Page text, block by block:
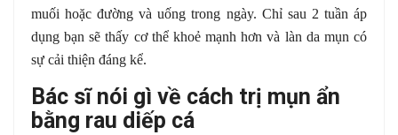
muối hoặc đường và uống trong ngày. Chỉ sau 2 tuần áp
dụng bạn sẽ thấy cơ thể khoẻ mạnh hơn và làn da mụn có
sự cải thiện đáng kể.
Bác sĩ nói gì về cách trị mụn ẩn
bằng rau diếp cá